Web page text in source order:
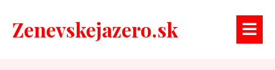
Zenevskejazero.sk